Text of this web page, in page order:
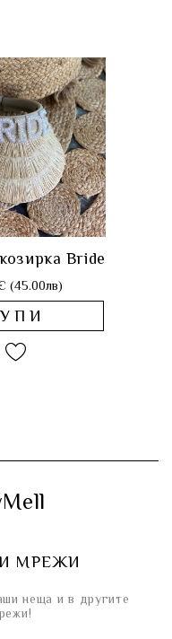
Bride
(45.00лв)
МРЕЖИ
неща и в другите